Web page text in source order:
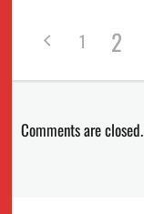
1 2
Comments are closed.